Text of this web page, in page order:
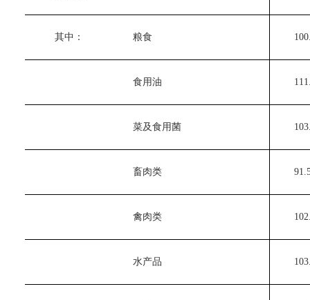
其中： 粮食
食用油
菜及食用菌
畜肉类
禽肉类
水产品